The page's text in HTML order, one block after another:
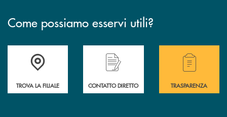
Come possiamo esservi utili?
Accedi all' elenco completo delle filiali .
TROVA LA FILIALE CONTATTO DIRETTO
Hai bisogno di
TRASPARENZA